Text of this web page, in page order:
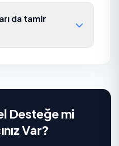
da tamir
Desteğe mi
Var?